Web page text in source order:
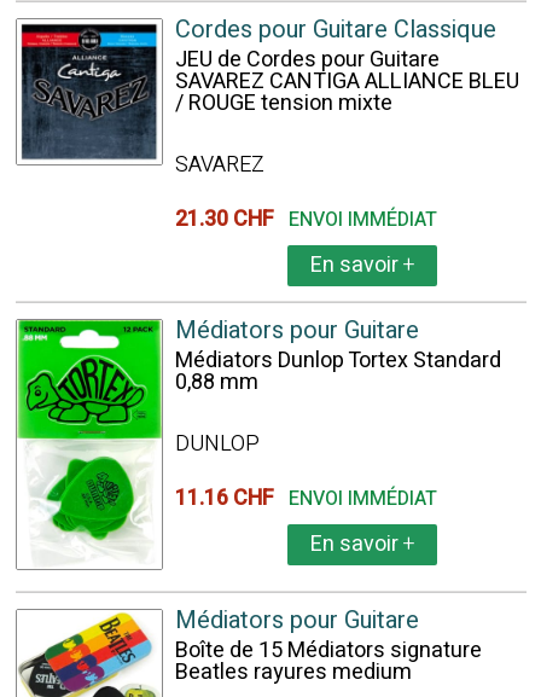
Cordes pour Guitare Classique
JEU de Cordes pour Guitare
SAVAREZ CANTIGA ALLIANCE BLEU
/ ROUGE tension mixte
SAVAREZ
21.30 CHF ENVOI IMMÉDIAT
En savoir+
Médiators pour Guitare
Médiators Dunlop Tortex Standard
0,88 mm
DUNLOP
11.16 CHF ENVOI IMMÉDIAT
En savoir+
Médiators pour Guitare
Boîte de 15 Médiators signature
Beatles rayures medium